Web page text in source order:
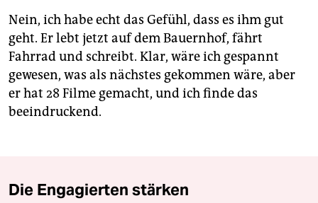
Nein, ich habe echt das Gefühl, dass es ihm gut
geht. Er lebt jetzt auf dem Bauernhof, fährt
Fahrrad und schreibt. Klar, wäre ich gespannt
gewesen, was als nächstes gekommen wäre, aber
er hat 28 Filme gemacht, und ich finde das
beeindruckend.
Die Engagierten stärken